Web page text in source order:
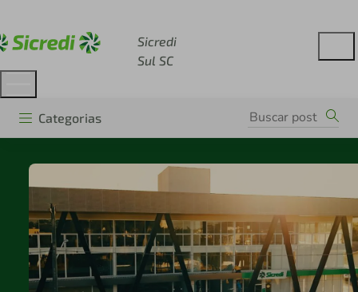
Sicredi
Sul SC
Categorias